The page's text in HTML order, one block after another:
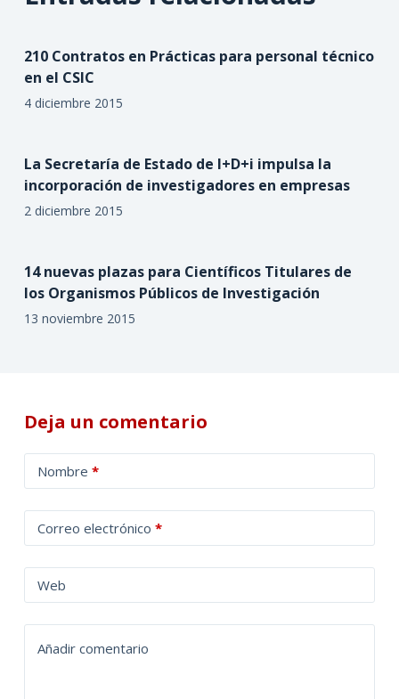
210 Contratos en Prácticas para personal técnico
en el CSIC
4 diciembre 2015
La Secretaría de Estado de I+D+i impulsa la
incorporación de investigadores en empresas
2 diciembre 2015
14 nuevas plazas para Científicos Titulares de
los Organismos Públicos de Investigación
13 noviembre 2015
Deja un comentario
Nombre *
Correo electrónico *
Web
Añadir comentario
l
t
a
t